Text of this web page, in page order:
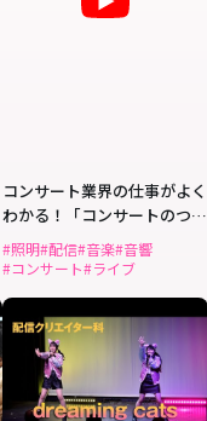
コンサート業界の仕事がよく
わかる！「コンサートのつく
りかた」を開催！
#照明#配信#音楽#音響
#コンサート#ライブ